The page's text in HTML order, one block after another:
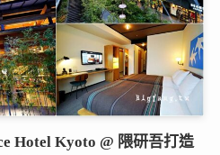
Hotel Kyoto @ 隈研吾打造